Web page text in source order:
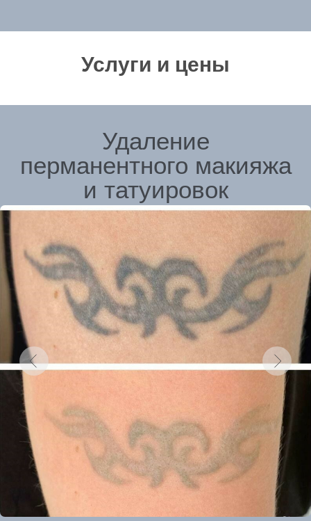
Услуги и цены
Безопасное и неинвазивное удаление татуировок и
татуажа стало возможным сравнительно недавно
благодаря изобретению неодимового Q-switched
лазера.
Лазерный свет разрушает пигмент красителя до
размера микрочастичек без затрагивания соседних
тканей. В результате эти частички выводятся из
организма через лимфатическую систему.
Количество сеансов индивидуально и зависит от
следующих факторов:
- от количества пигмента в коже;
- от зоны, на которой происходит удаление;
- от того, как работает ваша лимфатическая
система.
Перерыв между сеансами 1,5 - 2 месяца.
Лазерное высветление перманентного макияжа
и татуировок
от 2500/сеанс
Удаление некачественного перманента